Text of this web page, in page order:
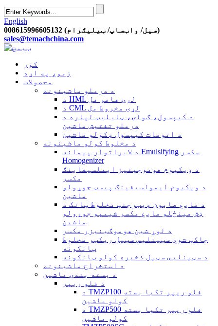
English
008615996605132 (سیل/ واټساپ/ ټیلیګرام)
sales@temachchina.com
کور
زموږ په اړه
محصولات
د درملو ماشینونه
د HML لړۍ هامر مل
د CML لړۍ مخروط مل
د کیپسول، ګولۍ، ټابلیټ لپاره د
درملو تفتیش ماشین
د اتومات کیپسول ډکولو ماشین
د مخلوط کولو ماشینونه
د لابراتوار پیمانه Emulsifying مکسر
Homogenizer
د ویکیوم هوموجینیز ایملسیفاینګ
مکسر
د ویکیوم ایمولسیفینګ پیسټ جوړولو
ماشین
د مایع صابون ډیټرجنټ مخلوط ټانک د
ډش مینځلو مایع مکسر شیمپو جوړولو
ماشین
د لوړ شین هوموګینیزر مکسر
جاکټ شوي سټینلیس سټیل ریکټر مخلوط
ټانکونه
د سټینلیس سټیل ذخیره کولو ټانکونه
د استخراج ماشینونه
د بسته بندۍ ماشین
د فلو ریپر
د TMZP100 فلو ریپر تکیا بسته
کولو ماشین
د TMZP500 فلو ریپر تکیا بسته
کولو ماشین